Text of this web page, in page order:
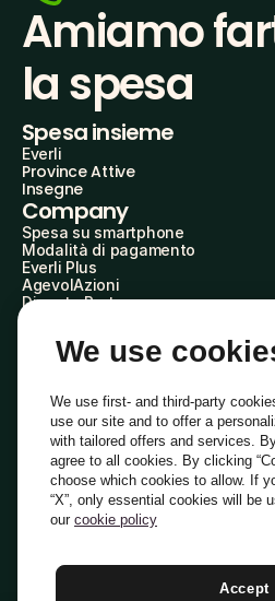
Amiamo
la spesa
Spesa insieme
Everli
Province Attive
Insegne
Company
Spesa su smartphone
Modalità di pagamento
Everli Plus
AgevolAzioni
Diventa Partner
Everli Shoppers
About Us
Everli News
Domande frequenti
Lavora con noi
Diventa Shopper
Investitori
PrivacyCookie
Termini e Condizioni
Indirizzo PEC: everli@pec.it -
We use
We use first- and third-party
use our site and to offer a
with tailored offers and services.
agree to all cookies. By clicking
choose which cookies to allow. If
“X”, only essential cookies will be
our cookie policy
Accept